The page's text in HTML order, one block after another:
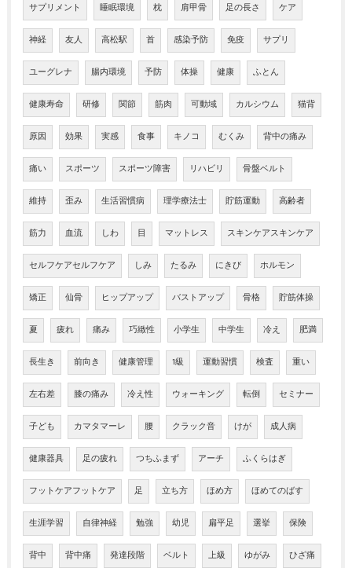
サプリメント 睡眠環境 枕 肩甲骨 足の長さ ケア
神経 友人 高松駅 首 感染予防 免疫 サプリ
ユーグレナ 腸内環境 予防 体操 健康 ふとん
健康寿命 研修 関節 筋肉 可動域 カルシウム 猫背
原因 効果 実感 食事 キノコ むくみ 背中の痛み
痛い スポーツ スポーツ障害 リハビリ 骨盤ベルト
維持 歪み 生活習慣病 理学療法士 貯筋運動 高齢者
筋力 血流 しわ 目 マットレス スキンケアスキンケア
セルフケアセルフケア しみ たるみ にきび ホルモン
矯正 仙骨 ヒップアップ バストアップ 骨格 貯筋体操
夏 疲れ 痛み 巧緻性 小学生 中学生 冷え 肥満
長生き 前向き 健康管理 1級 運動習慣 検査 重い
左右差 膝の痛み 冷え性 ウォーキング 転倒 セミナー
子ども カマタマーレ 腰 クラック音 けが 成人病
健康器具 足の疲れ つちふまず アーチ ふくらはぎ
フットケアフットケア 足 立ち方 ほめ方 ほめてのばす
生涯学習 自律神経 勉強 幼児 扁平足 選挙 保険
背中 背中痛 発達段階 ベルト 上級 ゆがみ ひざ痛